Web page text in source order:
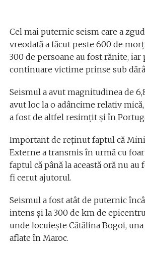
Cel mai puternic seism care a
vreodată a făcut peste 600 de
300 de persoane au fost rănite,
continuare victime prinse sub
Seismul a avut magnitudinea de
avut loc la o adâncime relativ
a fost de altfel resimțit și în
Important de reținut faptul că
Externe a transmis în urmă cu
faptul că până la această oră nu au
fi cerut ajutorul.
Seismul a fost atât de puternic
intens şi la 300 de km de
unde locuieşte Cătălina Bogoi,
aflate în Maroc.